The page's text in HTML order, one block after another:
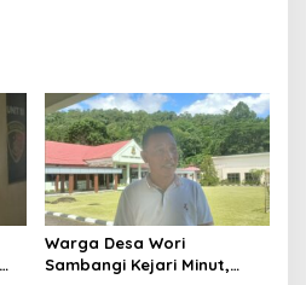
Warga Desa Wori
Sambangi Kejari Minut,